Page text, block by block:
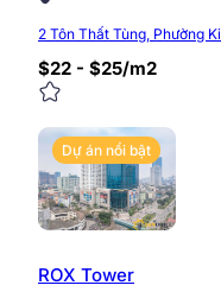
2 Tôn Thất Tùng, Phường
$22 - $25/m2
Dự án nổi bật
ROX Tower